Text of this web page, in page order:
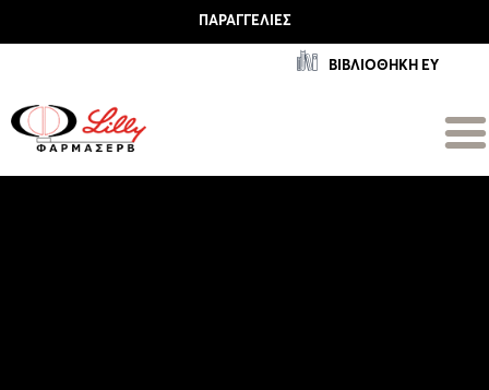
ΠΑΡΑΓΓΕΛΊΕΣ
ΒΙΒΛΙΟΘΗΚΗ ΕΥ